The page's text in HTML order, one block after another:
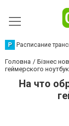
Р Расписание
Головна Бізнес
геймерского
На что